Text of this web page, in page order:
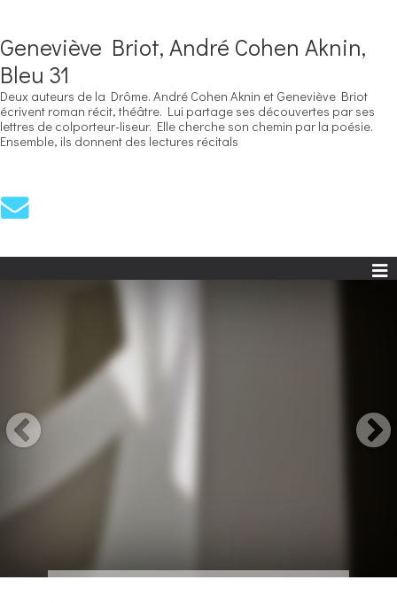
Geneviève Briot, André Cohen Aknin,
Bleu 31
Deux auteurs de la Drôme. André Cohen Aknin et Geneviève Briot
écrivent roman récit, théâtre. Lui partage ses découvertes par ses
lettres de colporteur-liseur. Elle cherche son chemin par la poésie.
Ensemble, ils donnent des lectures récitals